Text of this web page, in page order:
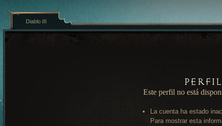
Este perfil no está
La cuenta ha estado
Para mostrar esta
Diablo III